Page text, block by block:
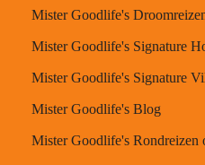
Mister Goodlife's
Mister Goodlife's Signature
Mister Goodlife's Signature
Mister Goodlife's Blog
Mister Goodlife's Rondreizen